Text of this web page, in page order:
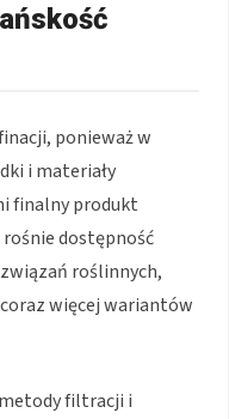
ponieważ w
i materiały
finalny produkt
dostępność
roślinnych,
więcej wariantów
filtracji i